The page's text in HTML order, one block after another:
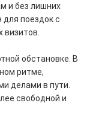
и без лишних
поездок с
обстановке. В
ритме,
делами в пути.
свободной и